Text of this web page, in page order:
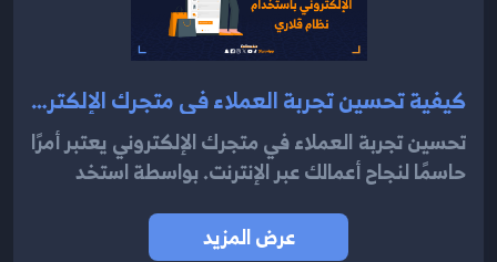
كيفية تحسين تجربة العملاء في متجرك الإلكتروني باستخدام نظام قلاري 2024
تحسين تجربة العملاء في متجرك الإلكتروني يعتبر أمرًا
حاسمًا لنجاح أعمالك عبر الإنترنت. بواسطة استخد
عرض المزيد